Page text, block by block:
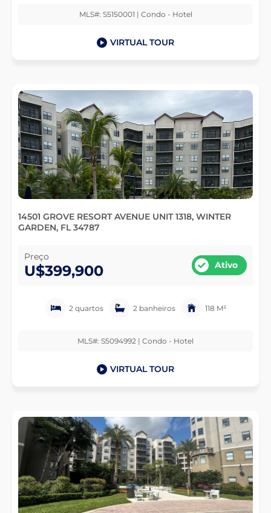
MLS#: S5150001 | Condo - Hotel
VIRTUAL TOUR
14501 GROVE RESORT AVENUE UNIT 1318, WINTER
GARDEN, FL 34787
Preço
U$399,900 Ativo
2 quartos 2 banheiros 118 M²
MLS#: S5094992 | Condo - Hotel
VIRTUAL TOUR